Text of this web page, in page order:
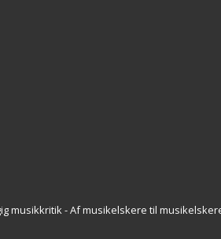
musikkritik - Af musikelskere til